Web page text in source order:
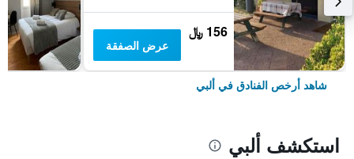
156 ﷼
عرض الصفقة
شاهد أرخص الفنادق في ألبي
استكشف ألبي